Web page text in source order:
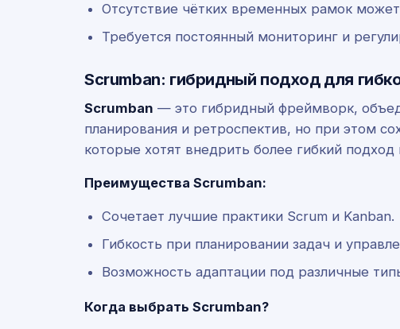
Отсутствие чётких временных рамок
Требуется постоянный мониторинг и
Scrumban: гибридный подход для
Scrumban — это гибридный фреймворк,
планирования и ретроспектив, но при этом
которые хотят внедрить более гибкий
Преимущества Scrumban:
Сочетает лучшие практики Scrum и Kanban.
Гибкость при планировании задач и
Возможность адаптации под различные
Когда выбрать Scrumban?